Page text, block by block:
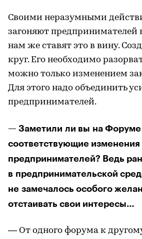
Своими неразумными
загоняют предпринимателей
нам же ставят это в вину.
круг. Его необходимо
можно только изменением
Для этого надо объединить
предпринимателей.
— Заметили ли вы на Форуме
соответствующие изменения
предпринимателей? Ведь
в предпринимательской
не замечалось особого
отстаивать свои интересы…
— От одного форума к